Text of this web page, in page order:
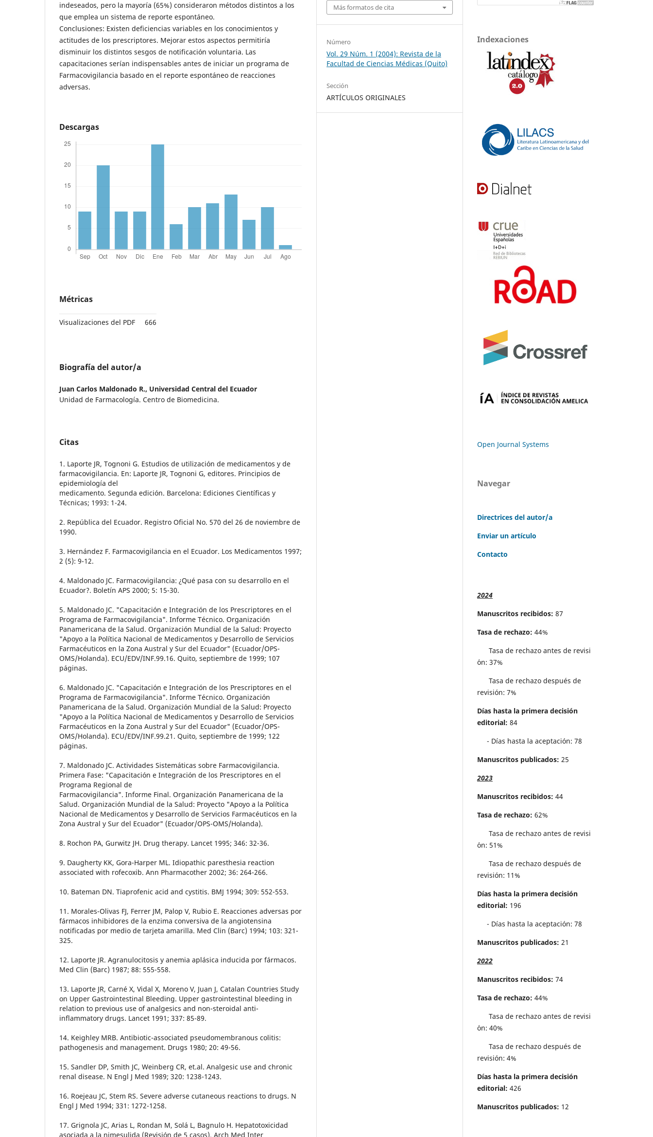
indeseados, pero la mayoría (65%) consideraron métodos distintos a los
que emplea un sistema de reporte espontáneo.
Conclusiones: Existen deficiencias variables en los conocimientos y
actitudes de los prescriptores. Mejorar estos aspectos permitiría
disminuir los distintos sesgos de notificación voluntaria. Las
capacitaciones serían indispensables antes de iniciar un programa de
Farmacovigilancia basado en el reporte espontáneo de reacciones
adversas.
Descargas
Métricas
Visualizaciones del PDF 666
Biografía del autor/a
Juan Carlos Maldonado R., Universidad Central del Ecuador
Unidad de Farmacología. Centro de Biomedicina.
Citas
1. Laporte JR, Tognoni G. Estudios de utilización de medicamentos y de
farmacovigilancia. En: Laporte JR, Tognoni G, editores. Principios de
epidemiología del
medicamento. Segunda edición. Barcelona: Ediciones Científicas y
Técnicas; 1993: 1-24.
2. República del Ecuador. Registro Oficial No. 570 del 26 de noviembre de
1990.
3. Hernández F. Farmacovigilancia en el Ecuador. Los Medicamentos 1997;
2 (5): 9-12.
4. Maldonado JC. Farmacovigilancia: ¿Qué pasa con su desarrollo en el
Ecuador?. Boletín APS 2000; 5: 15-30.
5. Maldonado JC. "Capacitación e Integración de los Prescriptores en el
Programa de Farmacovigilancia". Informe Técnico. Organización
Panamericana de la Salud. Organización Mundial de la Salud: Proyecto
"Apoyo a la Política Nacional de Medicamentos y Desarrollo de Servicios
Farmacéuticos en la Zona Austral y Sur del Ecuador" (Ecuador/OPS-
OMS/Holanda). ECU/EDV/INF.99.16. Quito, septiembre de 1999; 107
páginas.
6. Maldonado JC. "Capacitación e Integración de los Prescriptores en el
Programa de Farmacovigilancia". Informe Técnico. Organización
Panamericana de la Salud. Organización Mundial de la Salud: Proyecto
"Apoyo a la Política Nacional de Medicamentos y Desarrollo de Servicios
Farmacéuticos en la Zona Austral y Sur del Ecuador" (Ecuador/OPS-
OMS/Holanda). ECU/EDV/INF.99.21. Quito, septiembre de 1999; 122
páginas.
7. Maldonado JC. Actividades Sistemáticas sobre Farmacovigilancia.
Primera Fase: "Capacitación e Integración de los Prescriptores en el
Programa Regional de
Farmacovigilancia". Informe Final. Organización Panamericana de la
Salud. Organización Mundial de la Salud: Proyecto "Apoyo a la Política
Nacional de Medicamentos y Desarrollo de Servicios Farmacéuticos en la
Zona Austral y Sur del Ecuador" (Ecuador/OPS-OMS/Holanda).
8. Rochon PA, Gurwitz JH. Drug therapy. Lancet 1995; 346: 32-36.
9. Daugherty KK, Gora-Harper ML. Idiopathic paresthesia reaction
associated with rofecoxib. Ann Pharmacother 2002; 36: 264-266.
10. Bateman DN. Tiaprofenic acid and cystitis. BMJ 1994; 309: 552-553.
11. Morales-Olivas FJ, Ferrer JM, Palop V, Rubio E. Reacciones adversas por
fármacos inhibidores de la enzima conversiva de la angiotensina
notificadas por medio de tarjeta amarilla. Med Clin (Barc) 1994; 103: 321-
325.
12. Laporte JR. Agranulocitosis y anemia aplásica inducida por fármacos.
Med Clin (Barc) 1987; 88: 555-558.
13. Laporte JR, Carné X, Vidal X, Moreno V, Juan J, Catalan Countries Study
on Upper Gastrointestinal Bleeding. Upper gastrointestinal bleeding in
relation to previous use of analgesics and non-steroidal anti-
inflammatory drugs. Lancet 1991; 337: 85-89.
14. Keighley MRB. Antibiotic-associated pseudomembranous colitis:
pathogenesis and management. Drugs 1980; 20: 49-56.
15. Sandler DP, Smith JC, Weinberg CR, et.al. Analgesic use and chronic
renal disease. N Engl J Med 1989; 320: 1238-1243.
16. Roejeau JC, Stem RS. Severe adverse cutaneous reactions to drugs. N
Engl J Med 1994; 331: 1272-1258.
17. Grignola JC, Arias L, Rondan M, Solá L, Bagnulo H. Hepatotoxicidad
asociada a la nimesulida (Revisión de 5 casos). Arch Med Inter
Más formatos de cita
Número
Vol. 29 Núm. 1 (2004): Revista de la
Facultad de Ciencias Médicas (Quito)
Sección
ARTÍCULOS ORIGINALES
Indexaciones
Open Journal Systems
Navegar
Directrices del autor/a
Enviar un artículo
Contacto
2024
Manuscritos recibidos: 87
Tasa de rechazo: 44%
Tasa de rechazo antes de revisi
´on: 37%
Tasa de rechazo después de
revisión: 7%
Días hasta la primera decisión
editorial: 84
- Días hasta la aceptación: 78
Manuscritos publicados: 25
2023
Manuscritos recibidos: 44
Tasa de rechazo: 62%
Tasa de rechazo antes de revisi
´on: 51%
Tasa de rechazo después de
revisión: 11%
Días hasta la primera decisión
editorial: 196
- Días hasta la aceptación: 78
Manuscritos publicados: 21
2022
Manuscritos recibidos: 74
Tasa de rechazo: 44%
Tasa de rechazo antes de revisi
´on: 40%
Tasa de rechazo después de
revisión: 4%
Días hasta la primera decisión
editorial: 426
Manuscritos publicados: 12